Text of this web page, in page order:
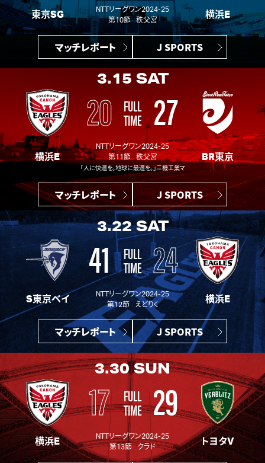
東京SG
NTTリーグワン2024-25
第10節 秩父宮
横浜E
マッチレポート J SPORTS
3.15 SAT
20 FULL
TIME 27
横浜E
NTTリーグワン2024-25
第11節 秩父宮
「人に快適を。地球に最適を。」三機工業マッチデー
BR東京
マッチレポート J SPORTS
3.22SAT
41 FULL
TIME 24
S東京ベイ
NTTリーグワン2024-25
第12節 えどりく
横浜E
マッチレポート J SPORTS
3.30SUN
17 FULL
TIME 29
横浜E
NTTリーグワン2024-25
第13節 クラド
トヨタV